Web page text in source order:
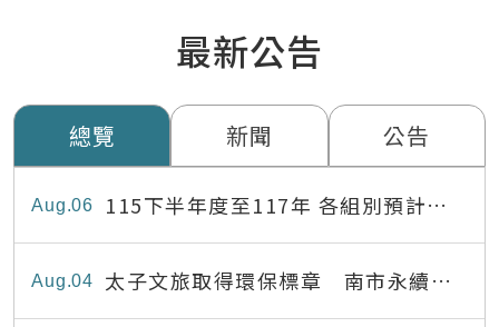
最新公告
總覽 新聞 公告
06
Aug
115下半年度至117年 各組別預計出
缺員額表
04
Aug
太子文旅取得環保標章 南市永續旅
宿達22家